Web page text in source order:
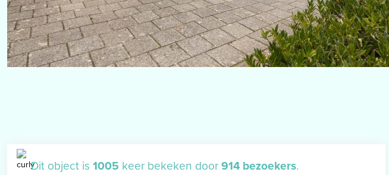
Dit object is 1005 keer bekeken door914 bezoekers.